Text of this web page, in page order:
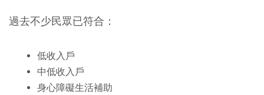
過去不少民眾已符合：
低收入戶
中低收入戶
身心障礙生活補助